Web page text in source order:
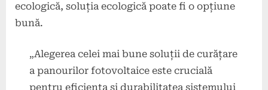
ecologică, soluția ecologică poate fi o opțiune
bună.
„Alegerea celei mai bune soluții de curățare
a panourilor fotovoltaice este crucială
pentru eficiența și durabilitatea sistemului